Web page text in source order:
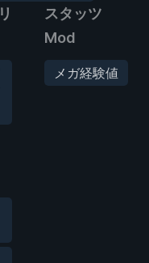
スタッツ
Mod
メガ経験値